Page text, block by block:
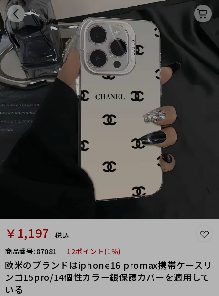
￥1,197
税込
商品番号:87081 12ポイント(1％)
欧米のブランドはiphone16 promax携帯ケースリ
ンゴ15pro/14個性カラー銀保護カバーを適用して
いる